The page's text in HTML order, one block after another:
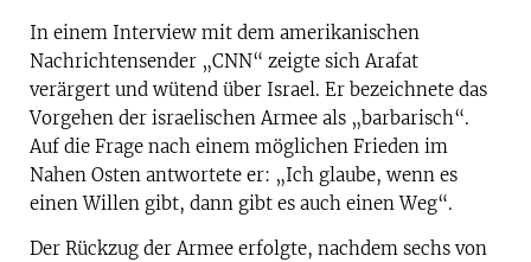
In einem Interview mit dem amerikanischen
Nachrichtensender „CNN“ zeigte sich Arafat
verärgert und wütend über Israel. Er bezeichnete das
Vorgehen der israelischen Armee als „barbarisch“.
Auf die Frage nach einem möglichen Frieden im
Nahen Osten antwortete er: „Ich glaube, wenn es
einen Willen gibt, dann gibt es auch einen Weg“.
Der Rückzug der Armee erfolgte, nachdem sechs von